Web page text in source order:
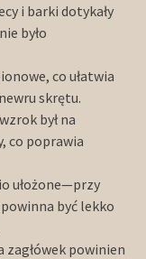
i barki dotykały
było
co ułatwia
skrętu.
był na
co poprawia
ułożone—przy
być lekko
zagłówek powinien